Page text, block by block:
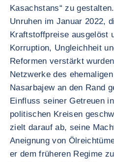
Kasachstans“ zu
Unruhen im Januar 2022,
Kraftstoffpreise ausgelöst
Korruption, Ungleichheit
Reformen verstärkt
Netzwerke des
Nasarbajew an den Rand
Einfluss seiner Getreuen
politischen Kreisen
zielt darauf ab, seine
Aneignung von
er dem früheren Regime